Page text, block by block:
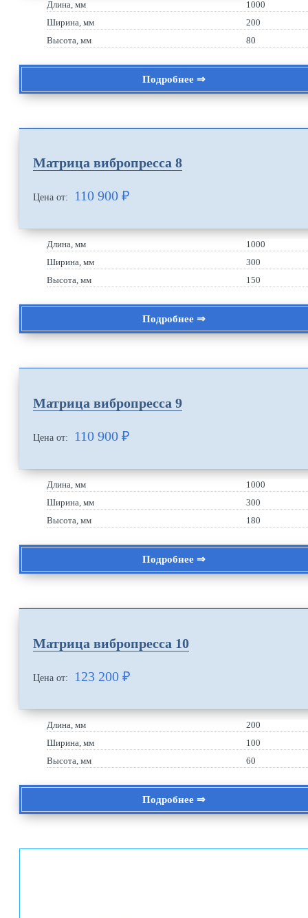
Длина, мм
1000
Ширина, мм
200
Высота, мм
80
Подробнее ⇒
Матрица вибропресса 8
Цена от: 110 900 ₽
Длина, мм
1000
Ширина, мм
300
Высота, мм
150
Подробнее ⇒
Матрица вибропресса 9
Цена от: 110 900 ₽
Длина, мм
1000
Ширина, мм
300
Высота, мм
180
Подробнее ⇒
Матрица вибропресса 10
Цена от: 123 200 ₽
Длина, мм
200
Ширина, мм
100
Высота, мм
60
Подробнее ⇒